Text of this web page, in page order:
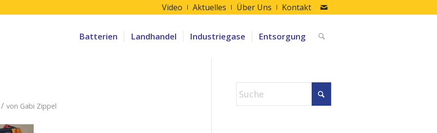
Video Aktuelles Über Uns Kontakt
Batterien Landhandel Industriegase Entsorgung
/ von Gabi Zippel